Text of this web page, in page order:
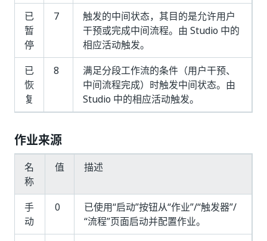
已
暂
停
7
触发的中间状态，其目的是允许用户
干预或完成中间流程。由 Studio 中的
相应活动触发。
已
恢
复
8
满足分段工作流的条件（用户干预、
中间流程完成）时触发中间状态。由
Studio 中的相应活动触发。
作业来源
名
称
值 描述
手
动
0
已使用“启动”按钮从“作业”/“触发器”/
“流程”页面启动并配置作业。